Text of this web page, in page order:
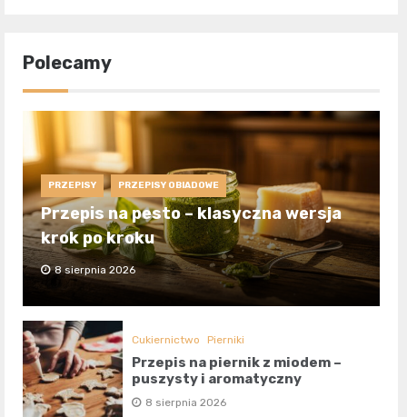
Polecamy
PRZEPISY PRZEPISY OBIADOWE
Przepis na pesto – klasyczna wersja
krok po kroku
8 sierpnia 2026
Cukiernictwo Pierniki
Przepis na piernik z miodem –
puszysty i aromatyczny
8 sierpnia 2026